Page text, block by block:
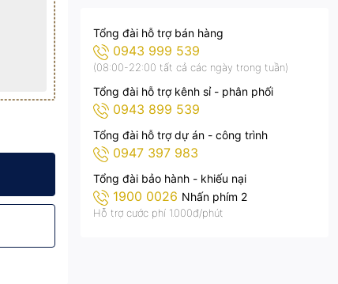
- AC.DP06.200
Sáng KITAWA - AC.DP06.200
Điện 200W Siêu Sáng KITAWA - AC.DP06.200
Tổng đài hỗ trợ bán hàng
0943 999 539
(08:00-22:00 tất cả các ngày trong tuần)
Tổng đài hỗ trợ kênh sỉ - phân phối
0943 899 539
Tổng đài hỗ trợ dự án - công trình
0947 397 983
Tổng đài bảo hành - khiếu nại
1900 0026 Nhấn phím 2
Hỗ trợ cước phí 1.000đ/phút